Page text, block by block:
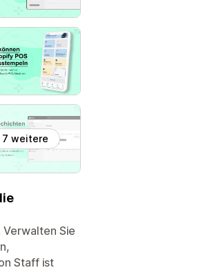
7 weitere
Sie
Staff ist